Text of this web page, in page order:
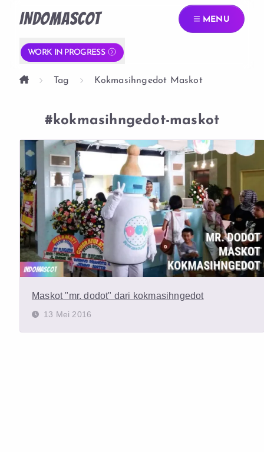
INDOMASCOT MENU
WORK IN PROGRESS
Tag Kokmasihngedot Maskot
#kokmasihngedot-maskot
Maskot "mr. dodot" dari kokmasihngedot
13 Mei 2016